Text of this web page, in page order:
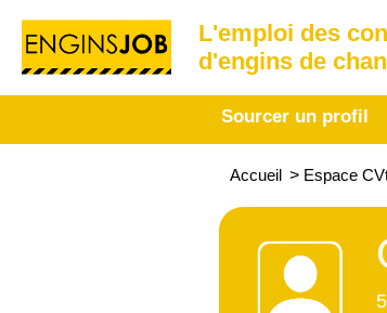
L'emploi des
d'engins de
Sourcer un profil
Accueil > Espace